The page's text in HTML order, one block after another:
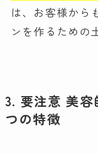
は、お客様から
ンを作るための
3. 要注意 美
つの特徴